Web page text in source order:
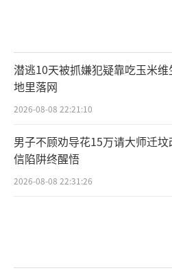
潜逃10天被抓嫌犯疑靠吃玉米维
地里落网
2026-08-08 22:21:10
男子不顾劝导花15万请大师迁坟
信陷阱终醒悟
2026-08-08 22:31:26